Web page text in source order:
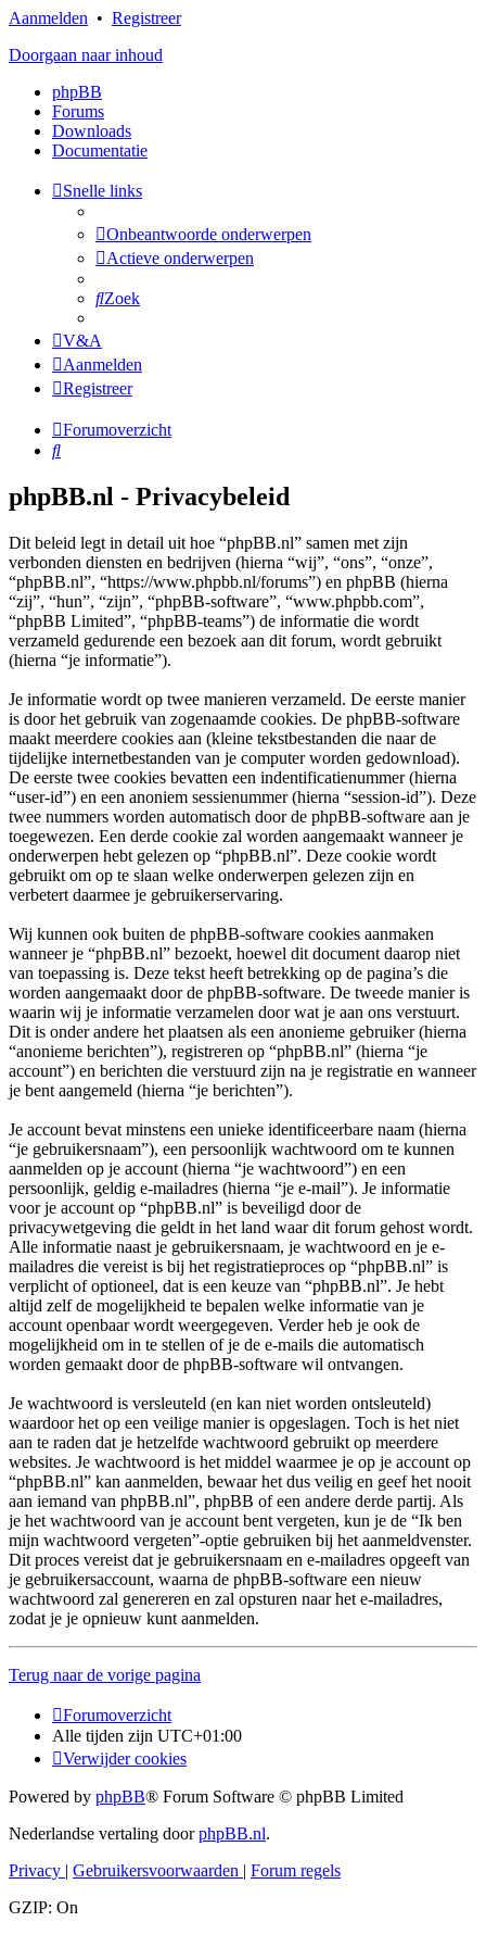
Aanmelden • Registreer
Doorgaan naar inhoud
phpBB
Forums
Downloads
Documentatie
Snelle links
Onbeantwoorde onderwerpen
Actieve onderwerpen
Zoek
V&A
Aanmelden
Registreer
Forumoverzicht
Zoek
phpBB.nl - Privacybeleid
Dit beleid legt in detail uit hoe “phpBB.nl” samen met zijn
verbonden diensten en bedrijven (hierna “wij”, “ons”, “onze”,
“phpBB.nl”, “https://www.phpbb.nl/forums”) en phpBB (hierna
“zij”, “hun”, “zijn”, “phpBB-software”, “www.phpbb.com”,
“phpBB Limited”, “phpBB-teams”) de informatie die wordt
verzameld gedurende een bezoek aan dit forum, wordt gebruikt
(hierna “je informatie”).
Je informatie wordt op twee manieren verzameld. De eerste manier
is door het gebruik van zogenaamde cookies. De phpBB-software
maakt meerdere cookies aan (kleine tekstbestanden die naar de
tijdelijke internetbestanden van je computer worden gedownload).
De eerste twee cookies bevatten een indentificatienummer (hierna
“user-id”) en een anoniem sessienummer (hierna “session-id”). Deze
twee nummers worden automatisch door de phpBB-software aan je
toegewezen. Een derde cookie zal worden aangemaakt wanneer je
onderwerpen hebt gelezen op “phpBB.nl”. Deze cookie wordt
gebruikt om op te slaan welke onderwerpen gelezen zijn en
verbetert daarmee je gebruikerservaring.
Wij kunnen ook buiten de phpBB-software cookies aanmaken
wanneer je “phpBB.nl” bezoekt, hoewel dit document daarop niet
van toepassing is. Deze tekst heeft betrekking op de pagina’s die
worden aangemaakt door de phpBB-software. De tweede manier is
waarin wij je informatie verzamelen door wat je aan ons verstuurt.
Dit is onder andere het plaatsen als een anonieme gebruiker (hierna
“anonieme berichten”), registreren op “phpBB.nl” (hierna “je
account”) en berichten die verstuurd zijn na je registratie en wanneer
je bent aangemeld (hierna “je berichten”).
Je account bevat minstens een unieke identificeerbare naam (hierna
“je gebruikersnaam”), een persoonlijk wachtwoord om te kunnen
aanmelden op je account (hierna “je wachtwoord”) en een
persoonlijk, geldig e-mailadres (hierna “je e-mail”). Je informatie
voor je account op “phpBB.nl” is beveiligd door de
privacywetgeving die geldt in het land waar dit forum gehost wordt.
Alle informatie naast je gebruikersnaam, je wachtwoord en je e-
mailadres die vereist is bij het registratieproces op “phpBB.nl” is
verplicht of optioneel, dat is een keuze van “phpBB.nl”. Je hebt
altijd zelf de mogelijkheid te bepalen welke informatie van je
account openbaar wordt weergegeven. Verder heb je ook de
mogelijkheid om in te stellen of je de e-mails die automatisch
worden gemaakt door de phpBB-software wil ontvangen.
Je wachtwoord is versleuteld (en kan niet worden ontsleuteld)
waardoor het op een veilige manier is opgeslagen. Toch is het niet
aan te raden dat je hetzelfde wachtwoord gebruikt op meerdere
websites. Je wachtwoord is het middel waarmee je op je account op
“phpBB.nl” kan aanmelden, bewaar het dus veilig en geef het nooit
aan iemand van phpBB.nl”, phpBB of een andere derde partij. Als
je het wachtwoord van je account bent vergeten, kun je de “Ik ben
mijn wachtwoord vergeten”-optie gebruiken bij het aanmeldvenster.
Dit proces vereist dat je gebruikersnaam en e-mailadres opgeeft van
je gebruikersaccount, waarna de phpBB-software een nieuw
wachtwoord zal genereren en zal opsturen naar het e-mailadres,
zodat je je opnieuw kunt aanmelden.
Terug naar de vorige pagina
Forumoverzicht
Alle tijden zijn UTC+01:00
Verwijder cookies
Powered by phpBB® Forum Software © phpBB Limited
Nederlandse vertaling doorphpBB.nl.
Privacy | Gebruikersvoorwaarden | Forum regels
GZIP: On